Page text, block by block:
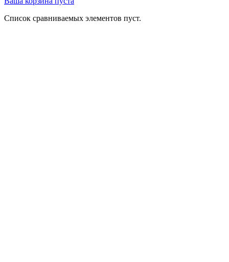
Список сравниваемых элементов пуст.